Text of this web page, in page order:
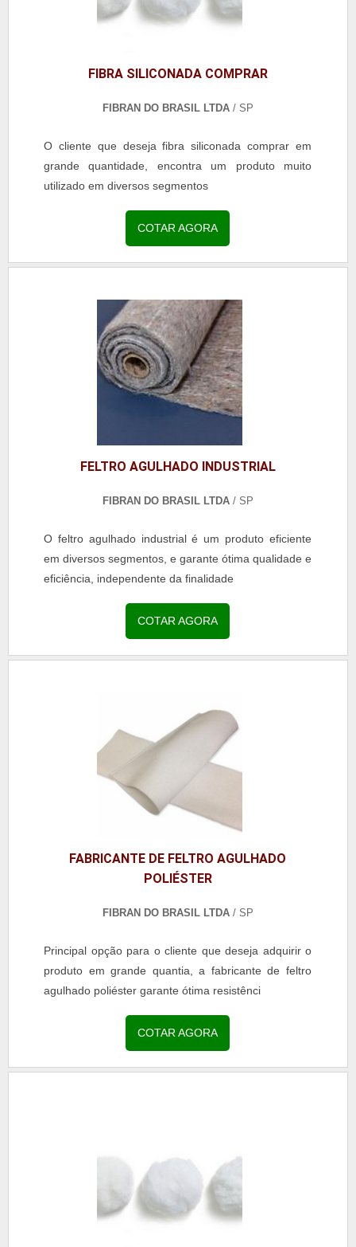
FIBRA SILICONADA COMPRAR
FIBRAN DO BRASIL LTDA/ SP
O cliente que deseja fibra siliconada comprar em
grande quantidade, encontra um produto muito
utilizado em diversos segmentos
COTAR AGORA
FELTRO AGULHADO INDUSTRIAL
FIBRAN DO BRASIL LTDA/ SP
O feltro agulhado industrial é um produto eficiente
em diversos segmentos, e garante ótima qualidade e
eficiência, independente da finalidade
COTAR AGORA
FABRICANTE DE FELTRO AGULHADO
POLIÉSTER
FIBRAN DO BRASIL LTDA/ SP
Principal opção para o cliente que deseja adquirir o
produto em grande quantia, a fabricante de feltro
agulhado poliéster garante ótima resistênci
COTAR AGORA